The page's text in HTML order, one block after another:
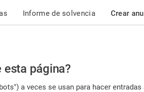
Informe de solvencia Crear
esta página?
a veces se usan para hacer